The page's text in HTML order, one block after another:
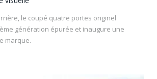
le coupé quatre portes originel
génération épurée et inaugure une
marque.